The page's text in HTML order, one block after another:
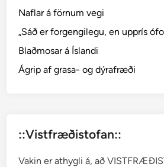
Naflar á förnum vegi
„Sáð er forgengilegu, en upprís
Blaðmosar á Íslandi
Ágrip af grasa- og dýrafræði
::Vistfræðistofan::
Vakin er athygli á, að